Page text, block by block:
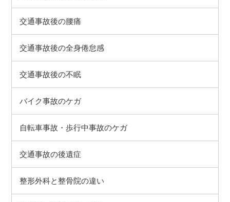
交通事故後の腰痛
交通事故後の全身倦怠感
交通事故後の不眠
バイク事故のケガ
自転車事故・歩行中事故のケガ
交通事故の後遺症
整形外科と整骨院の違い